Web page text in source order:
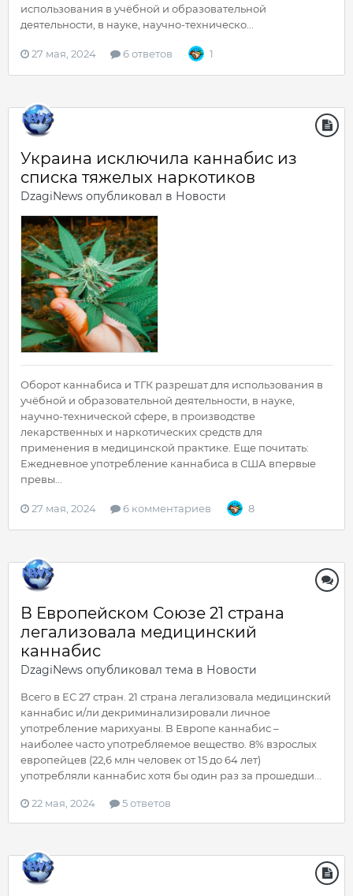
использования в учёбной и образовательной
деятельности, в науке, научно-техническо...
27 мая, 2024 6 ответов 1
Украина исключила каннабис из
списка тяжелых наркотиков
DzagiNews опубликовал в Новости
Оборот каннабиса и ТГК разрешат для использования в
учёбной и образовательной деятельности, в науке,
научно-технической сфере, в производстве
лекарственных и наркотических средств для
применения в медицинской практике. Еще почитать:
Ежедневное употребление каннабиса в США впервые
превы...
27 мая, 2024 6 комментариев 8
В Европейском Союзе 21 страна
легализовала медицинский
каннабис
DzagiNews опубликовал тема в Новости
Всего в ЕС 27 стран. 21 страна легализовала медицинский
каннабис и/ли декриминализировали личное
употребление марихуаны. В Европе каннабис –
наиболее часто употребляемое вещество. 8% взрослых
европейцев (22,6 млн человек от 15 до 64 лет)
употребляли каннабис хотя бы один раз за прошедши...
22 мая, 2024 5 ответов